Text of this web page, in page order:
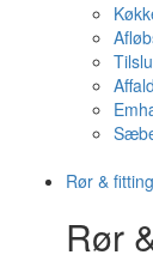
Rør &
Rør